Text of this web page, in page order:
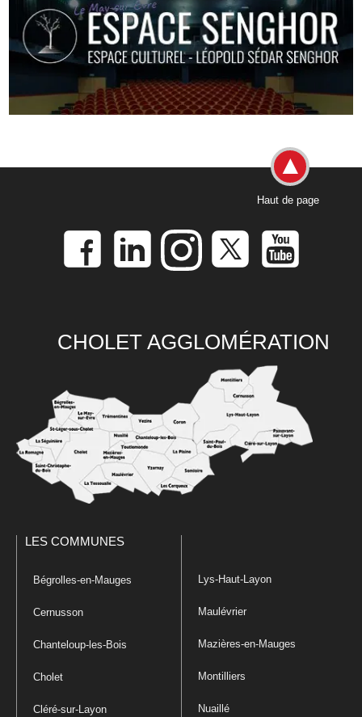
Haut de page
CHOLET AGGLOMÉRATION
LES COMMUNES
Bégrolles-en-Mauges
Cernusson
Chanteloup-les-Bois
Cholet
Cléré-sur-Layon
Lys-Haut-Layon
Maulévrier
Mazières-en-Mauges
Montilliers
Nuaillé